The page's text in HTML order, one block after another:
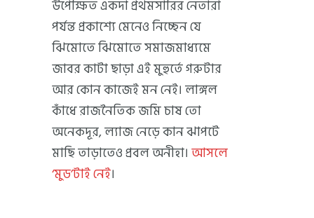
উপেক্ষিত একদা প্রথমসারির নেতারা
পর্যন্ত প্রকাশ্যে মেনেও নিচ্ছেন যে
ঝিমোতে ঝিমোতে সমাজমাধ্যমে
জাবর কাটা ছাড়া এই মুহুর্তে গরুটার
আর কোন কাজেই মন নেই। লাঙ্গল
কাঁধে রাজনৈতিক জমি চাষ তো
অনেকদূর, ল্যাজ নেড়ে কান ঝাপটে
মাছি তাড়াতেও প্রবল অনীহা। আসলে
‘মুড’টাই নেই।